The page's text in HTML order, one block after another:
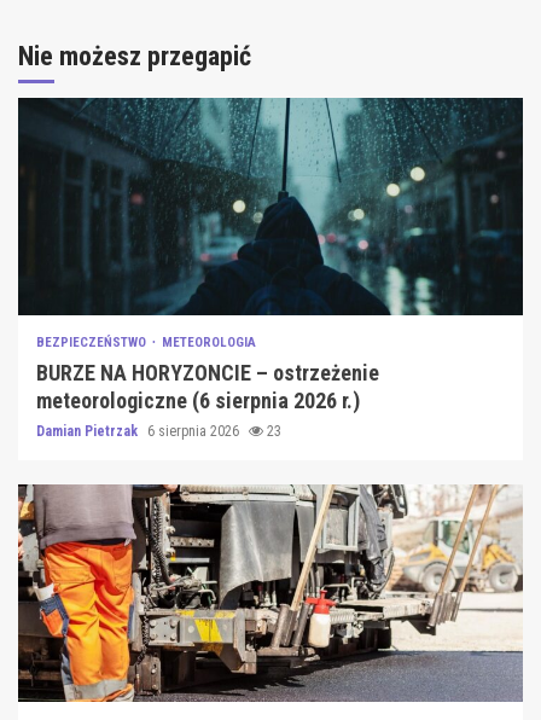
Nie możesz przegapić
BEZPIECZEŃSTWO METEOROLOGIA
BURZE NA HORYZONCIE – ostrzeżenie
meteorologiczne (6 sierpnia 2026 r.)
Damian Pietrzak 6 sierpnia 2026 23